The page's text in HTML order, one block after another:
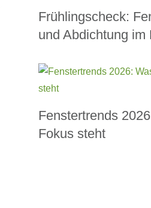
Frühlingscheck:
und Abdichtung im
Fenstertrends
Fokus steht